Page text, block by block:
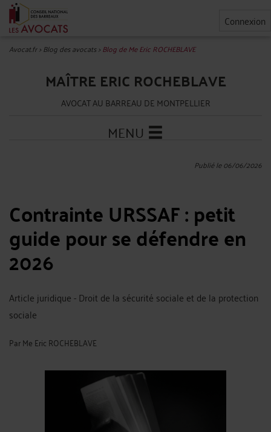
Connexion
Avocat.fr>Blog des avocats>Blog de Me Eric ROCHEBLAVE
MAÎTRE ERIC ROCHEBLAVE
AVOCAT AU BARREAU DE MONTPELLIER
MENU
Publié le 06/06/2026
Contrainte URSSAF : petit
guide pour se défendre en
2026
Article juridique - Droit de la sécurité sociale et de la protection
sociale
ParMe Eric ROCHEBLAVE